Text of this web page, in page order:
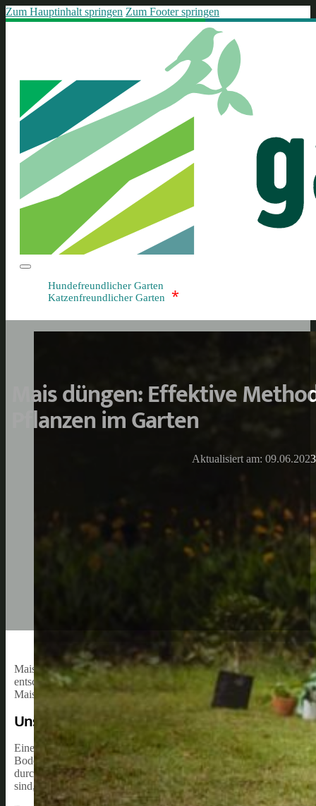
Zum Hauptinhalt springen Zum Footer springen
Hundefreundlicher Garten
Katzenfreundlicher Garten
*
Mais düngen: Effektive
Pflanzen im Garten
Aktualisiert am: 09.06.2023
Mais ist eine weit verbreitete Nutzpflanze, die sowohl für
entscheidend für optimale Ernteerträge und eine hohe
Mais effektiv zu düngen und die verschiedenen Düngemittel, die
Unsere Empfehlung:
Eine effiziente Düngung von Maispflanzen umfasst die korrekte
Bodenbedingungen. Dies kann dazu beitragen, Ertragseinbußen
durch übermäßige Düngung reduzieren. Wir werden die
sind, sowie ihre verschiedenen Quellen und Anwendungsformen.